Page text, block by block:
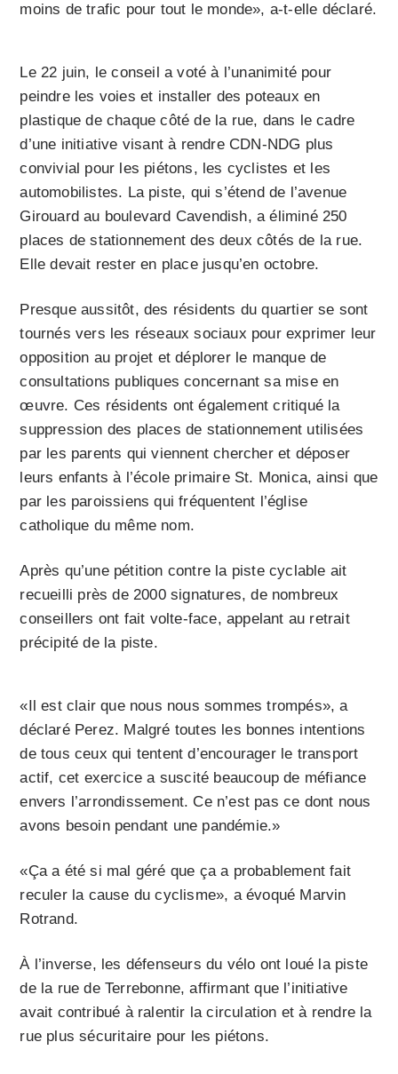
moins de trafic pour tout le monde», a-t-elle déclaré.
Le 22 juin, le conseil a voté à l’unanimité pour
peindre les voies et installer des poteaux en
plastique de chaque côté de la rue, dans le cadre
d’une initiative visant à rendre CDN-NDG plus
convivial pour les piétons, les cyclistes et les
automobilistes. La piste, qui s’étend de l’avenue
Girouard au boulevard Cavendish, a éliminé 250
places de stationnement des deux côtés de la rue.
Elle devait rester en place jusqu’en octobre.
Presque aussitôt, des résidents du quartier se sont
tournés vers les réseaux sociaux pour exprimer leur
opposition au projet et déplorer le manque de
consultations publiques concernant sa mise en
œuvre. Ces résidents ont également critiqué la
suppression des places de stationnement utilisées
par les parents qui viennent chercher et déposer
leurs enfants à l’école primaire St. Monica, ainsi que
par les paroissiens qui fréquentent l’église
catholique du même nom.
Après qu’une pétition contre la piste cyclable ait
recueilli près de 2000 signatures, de nombreux
conseillers ont fait volte-face, appelant au retrait
précipité de la piste.
«Il est clair que nous nous sommes trompés», a
déclaré Perez. Malgré toutes les bonnes intentions
de tous ceux qui tentent d’encourager le transport
actif, cet exercice a suscité beaucoup de méfiance
envers l’arrondissement. Ce n’est pas ce dont nous
avons besoin pendant une pandémie.»
«Ça a été si mal géré que ça a probablement fait
reculer la cause du cyclisme», a évoqué Marvin
Rotrand.
À l’inverse, les défenseurs du vélo ont loué la piste
de la rue de Terrebonne, affirmant que l’initiative
avait contribué à ralentir la circulation et à rendre la
rue plus sécuritaire pour les piétons.